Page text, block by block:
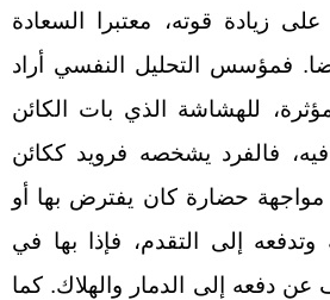
زيادة قوته، معتبرا السعادة
فمؤسس التحليل النفسي أراد
للهشاشة الذي بات الكائن
فالفرد يشخصه فرويد ككائن
حضارة كان يفترض بها أو
وتدفعه إلى التقدم، فإذا بها في
عن دفعه إلى الدمار والهلاك. كما